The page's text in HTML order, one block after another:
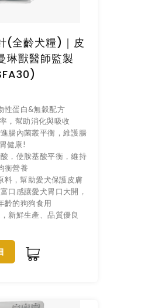
(全齡犬糧)｜皮
琳獸醫師監製
蛋白&無穀配方
，幫助消化與吸收
腸內菌叢平衡，維護腸
胃健康!
，使胺基酸平衡，維持
衡營養
，幫助愛犬保護皮膚
口感讓愛犬胃口大開，
齡的狗狗食用
新鮮生產、品質優良